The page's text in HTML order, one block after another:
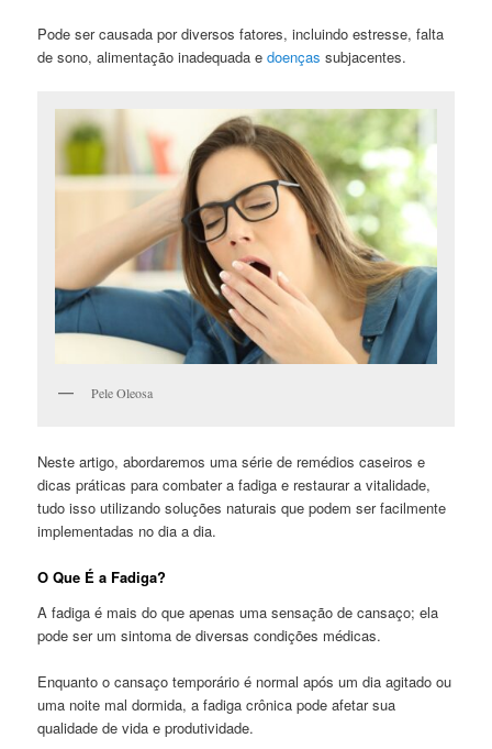
Pode ser causada por diversos fatores, incluindo estresse, falta
de sono, alimentação inadequada edoenças subjacentes.
Pele Oleosa
Neste artigo, abordaremos uma série de remédios caseiros e
dicas práticas para combater a fadiga e restaurar a vitalidade,
tudo isso utilizando soluções naturais que podem ser facilmente
implementadas no dia a dia.
O Que É a Fadiga?
A fadiga é mais do que apenas uma sensação de cansaço; ela
pode ser um sintoma de diversas condições médicas.
Enquanto o cansaço temporário é normal após um dia agitado ou
uma noite mal dormida, a fadiga crônica pode afetar sua
qualidade de vida e produtividade.